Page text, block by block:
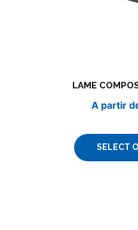
LAME
A partir
SELECT